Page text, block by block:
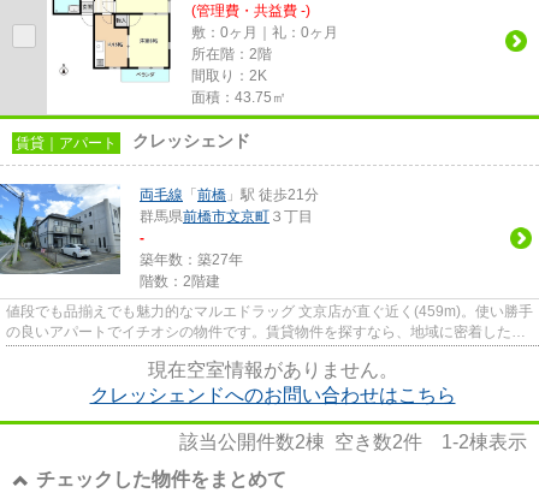
(管理費・共益費 -)
敷：0ヶ月｜礼：0ヶ月
所在階：2階
間取り：2K
面積：43.75㎡
賃貸｜アパート クレッシェンド
両毛線 「 前橋 」駅 徒歩21分
群馬県前橋市文京町 ３丁目
-
築年数：築27年
階数：2階建
値段でも品揃えでも魅力的なマルエドラッグ 文京店が直ぐ近く(459m)。使い勝手
の良いアパートでイチオシの物件です。賃貸物件を探すなら、地域に密着した当
現在空室情報がありません。
クレッシェンドへのお問い合わせはこちら
該当公開件数2棟 空き数2件 1-2棟表示
チェックした物件をまとめて